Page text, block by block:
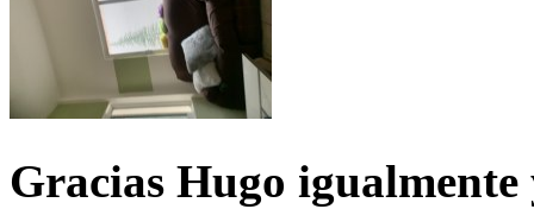
Gracias Hugo igualmente